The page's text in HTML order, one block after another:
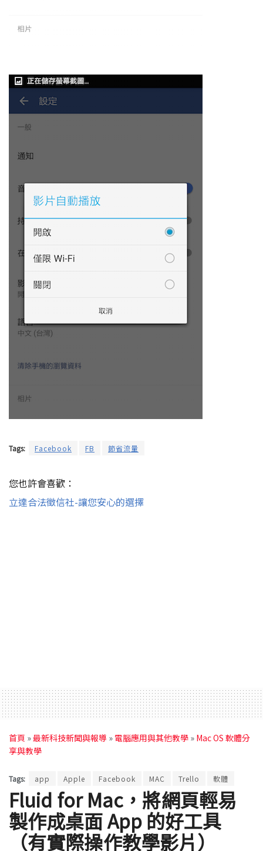
Tags: Facebook FB 節省流量
您也許會喜歡：
立達合法徵信社-讓您安心的選擇
首頁 »最新科技新聞與報導 » 電腦應用與其他教學 » Mac OS 軟體分
享與教學
Tags: app Apple Facebook MAC Trello 軟體
Fluid for Mac，將網頁輕易
製作成桌面 App 的好工具
（有實際操作教學影片）